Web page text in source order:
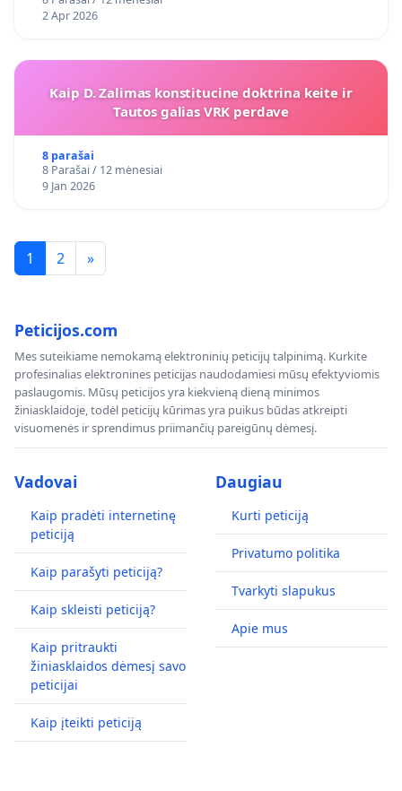
2 Apr 2026
Kaip D. Zalimas konstitucine doktrina keite ir
Tautos galias VRK perdave
8 parašai
8 Parašai / 12 mėnesiai
9 Jan 2026
1 2 »
Peticijos.com
Mes suteikiame nemokamą elektroninių peticijų talpinimą. Kurkite
profesinalias elektronines peticijas naudodamiesi mūsų efektyviomis
paslaugomis. Mūsų peticijos yra kiekvieną dieną minimos
žiniasklaidoje, todėl peticijų kūrimas yra puikus būdas atkreipti
visuomenės ir sprendimus priimančių pareigūnų dėmesį.
Vadovai
Kaip pradėti internetinę
peticiją
Kaip parašyti peticiją?
Kaip skleisti peticiją?
Kaip pritraukti
žiniasklaidos dėmesį savo
peticijai
Kaip įteikti peticiją
Daugiau
Kurti peticiją
Privatumo politika
Tvarkyti slapukus
Apie mus